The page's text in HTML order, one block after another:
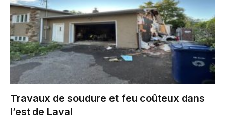
Travaux de soudure et feu coûteux dans
l’est de Laval